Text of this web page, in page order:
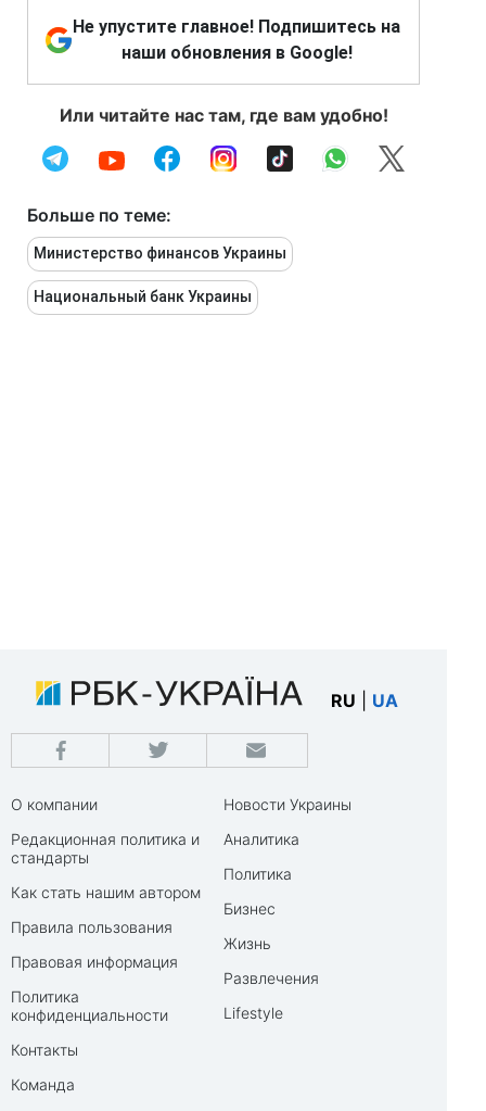
Не упустите главное! Подпишитесь на
наши обновления в Google!
Или читайте нас там, где вам удобно!
Больше по теме:
Министерство финансов Украины
Национальный банк Украины
RU UA
О компании
Редакционная политика и
стандарты
Как стать нашим автором
Правила пользования
Правовая информация
Политика
конфиденциальности
Контакты
Команда
Новости Украины
Аналитика
Политика
Бизнес
Жизнь
Развлечения
Lifestyle